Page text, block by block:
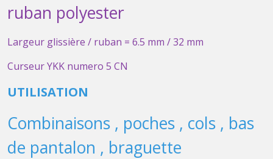
ruban polyester
Largeur glissière / ruban = 6.5 mm / 32 mm
Curseur YKK numero 5 CN
UTILISATION
Combinaisons , poches , cols , bas
de pantalon , braguette